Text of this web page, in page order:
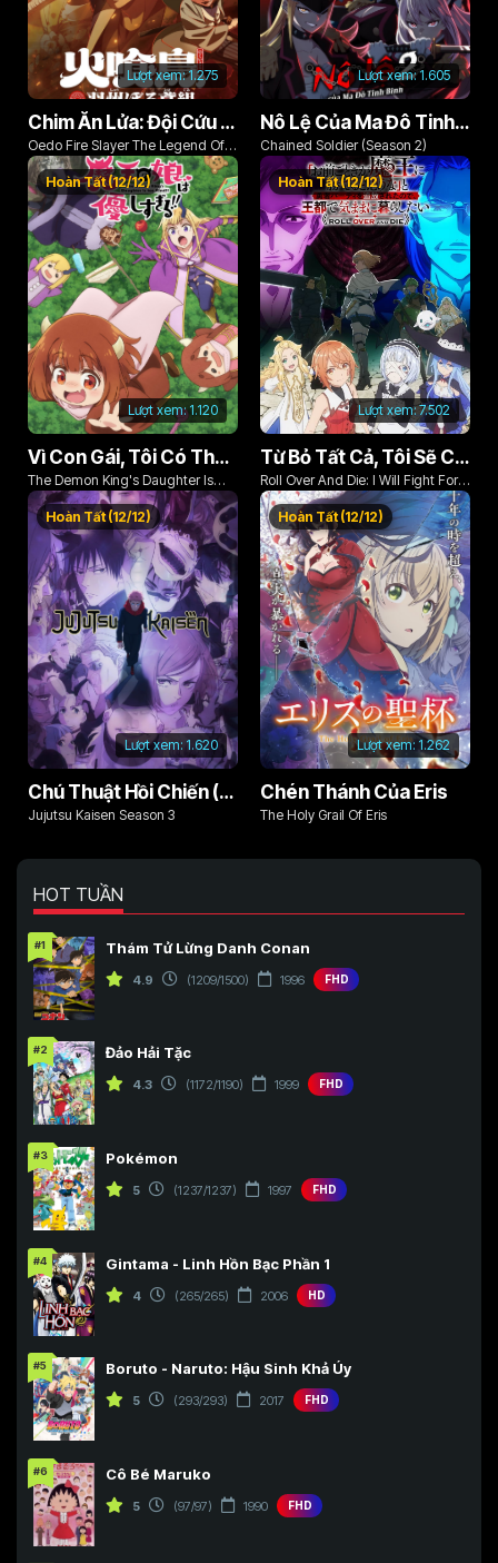
Lượt xem:1.275
Chim Ăn Lửa: Đội Cứu Hỏa Rách Rưới Vùng Ushu
Oedo Fire Slayer The Legend Of
Phoenix
Lượt xem:1.605
Nô Lệ Của Ma Đô Tinh Binh (Phần 2)
Chained Soldier (Season 2)
Lượt xem: 1.120
Hoàn Tất (12/12)
Vì Con Gái, Tôi Có Thể Đánh Bại Cả Ma Vương
The Demon King's Daughter Is
Too Kind!!
Lượt xem:7.502
Hoàn Tất (12/12)
Từ Bỏ Tất Cả, Tôi Sẽ Chiến Đấu Cho Một Cuộc Sống Bình Thường Với Tình Yêu Của Đời Mình Và Chiếc Thanh Kiếm Bị Nguyền Rủa!
Roll Over And Die: I Will Fight For
An Ordinary Life With My Love And
Cursed Sword!
Lượt xem: 1.620
Hoàn Tất (12/12)
Chú Thuật Hồi Chiến (Phần 3)
Jujutsu Kaisen Season 3
Lượt xem: 1.262
Hoàn Tất (12/12)
Chén Thánh Của Eris
The Holy Grail Of Eris
HOT TUẦN
#1 Thám Tử Lừng Danh Conan
4.9 (1209/1500) 1996 FHD
#2 Đảo Hải Tặc
4.3 (1172/1190) 1999 FHD
#3 Pokémon
5 (1237/1237) 1997 FHD
#4 Gintama - Linh Hồn Bạc Phần 1
4 (265/265) 2006 HD
#5 Boruto - Naruto: Hậu Sinh Khả Úy
5 (293/293) 2017 FHD
#6 Cô Bé Maruko
5 (97/97) 1990 FHD